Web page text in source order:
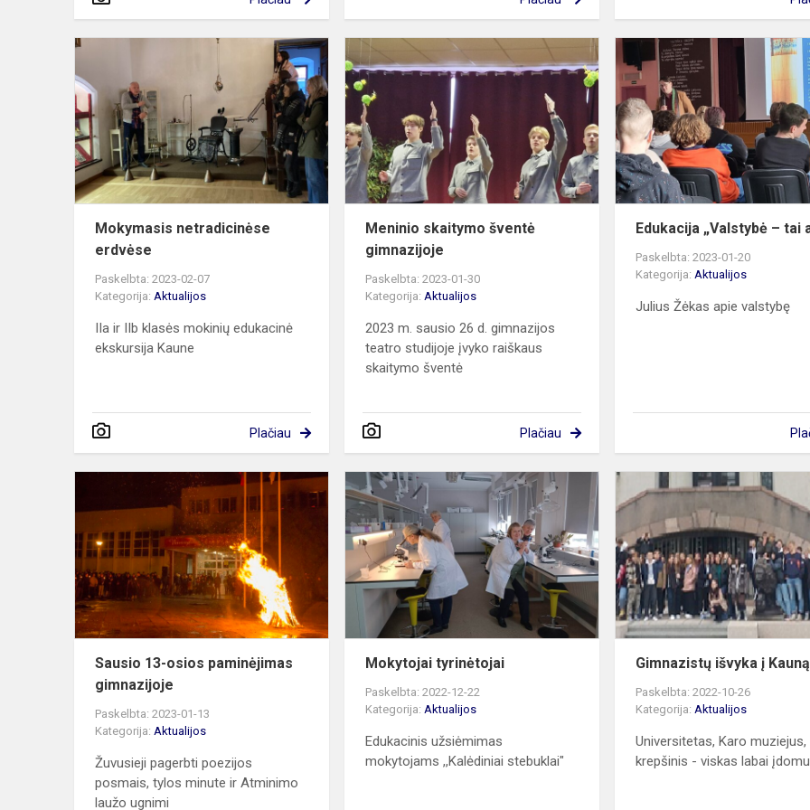
Mokymasis
netradicinėse
erdvėse
Mokymasis netradicinėse
erdvėse
Paskelbta: 2023-02-07
Kategorija: Aktualijos
IIa ir IIb klasės mokinių edukacinė
ekskursija Kaune
Plačiau
Meninio
skaitymo
šventė
gimnazijoje
Meninio skaitymo šventė
gimnazijoje
Paskelbta: 2023-01-30
Kategorija:Aktualijos
2023 m. sausio 26 d. gimnazijos
teatro studijoje įvyko raiškaus
skaitymo šventė
Plačiau
Edukacija „Valstybė – tai
Paskelbta: 2023-01-20
Kategorija:Aktualijos
Julius Žėkas apie valstybę
Sausio
13-
osios
paminėjimas
gimnazijoje
Sausio 13-osios paminėjimas
gimnazijoje
Paskelbta: 2023-01-13
Kategorija: Aktualijos
Žuvusieji pagerbti poezijos
posmais, tylos minute ir Atminimo
laužo ugnimi
Mokytojai
tyrinėtojai
Mokytojai tyrinėtojai
Paskelbta: 2022-12-22
Kategorija: Aktualijos
Edukacinis užsiėmimas
mokytojams ,,Kalėdiniai stebuklai"
Gimnazistų išvyka į Kauną
Paskelbta: 2022-10-26
Kategorija: Aktualijos
Universitetas, Karo muziejus,
krepšinis - viskas labai